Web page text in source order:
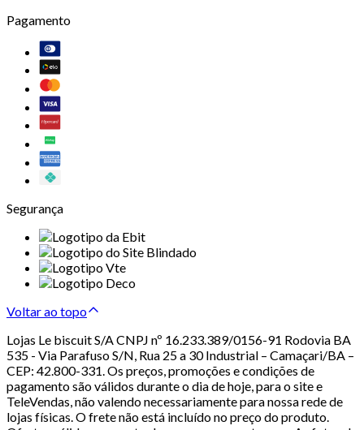
Pagamento
Segurança
Voltar ao topo
Lojas Le biscuit S/A CNPJ nº 16.233.389/0156-91 Rodovia BA
535 - Via Parafuso S/N, Rua 25 a 30 Industrial – Camaçari/BA –
CEP: 42.800-331. Os preços, promoções e condições de
pagamento são válidos durante o dia de hoje, para o site e
TeleVendas, não valendo necessariamente para nossa rede de
lojas físicas. O frete não está incluído no preço do produto.